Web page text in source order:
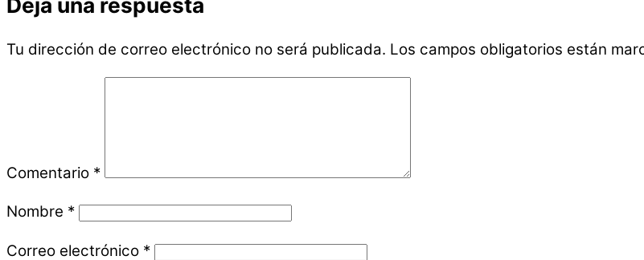
Deja una respuesta
Tu dirección de correo electrónico no será publicada. Los campos obligatorios están
Comentario *
Nombre *
Correo electrónico *